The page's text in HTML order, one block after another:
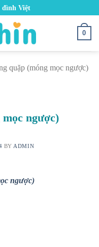
đình Việt
0
quặp (móng mọc ngược)
ngược)
BY ADMIN
ngược)